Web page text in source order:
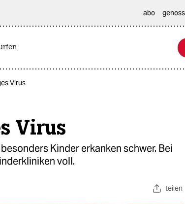
abo
Virus
Virus
Kinder erkanken schwer. Bei
voll.
teilen